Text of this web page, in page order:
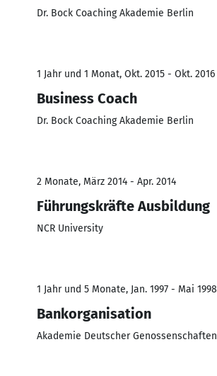
Dr. Bock Coaching Akademie Berlin
1 Jahr und 1 Monat, Okt. 2015 - Okt. 2016
Business Coach
Dr. Bock Coaching Akademie Berlin
2 Monate, März 2014 - Apr. 2014
Führungskräfte Ausbildung
NCR University
1 Jahr und 5 Monate, Jan. 1997 - Mai 1998
Bankorganisation
Akademie Deutscher Genossenschaften